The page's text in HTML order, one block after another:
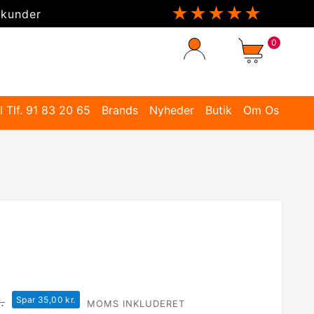
★★★★★
0
Tlf. 91 83 20 65 Brands Nyheder Butik Om Os
Spar 35,00 kr. MOMS INKLUDERET